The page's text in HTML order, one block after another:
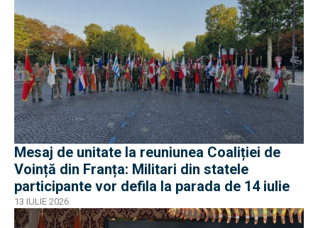
Mesaj de unitate la reuniunea Coaliției de
Voință din Franța: Militari din statele
participante vor defila la parada de 14 iulie
13 IULIE 2026